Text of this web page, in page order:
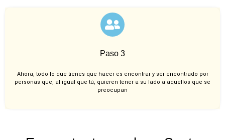
Paso 3
Ahora, todo lo que tienes que hacer es encontrar y ser encontrado por
personas que, al igual que tú, quieren tener a su lado a aquellos que se
preocupan